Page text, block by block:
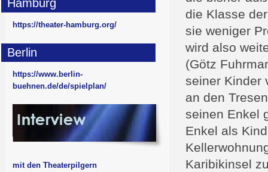
die Klasse
sie weniger
wird also
(Götz
seiner Kinder
an den
seinen Enkel
Enkel als
Karibikinsel
Hamburg
https://theater-hamburg.org/
Berlin
https://www.berlin-
buehnen.de/de/spielplan/
mit den Theaterpilgern